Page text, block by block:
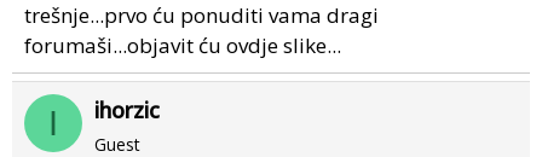
trešnje...prvo ću ponuditi vama dragi
forumaši...objavit ću ovdje slike...
I ihorzic
Guest